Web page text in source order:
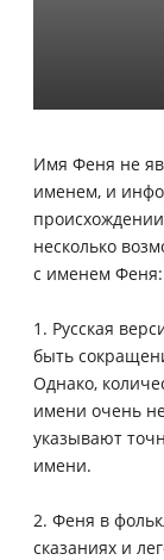
Имя Феня не
именем, и
несколько
с именем Феня:
1. Русская
быть
Однако,
имени очень
указывают
имени.
2. Феня в
сказаниях и